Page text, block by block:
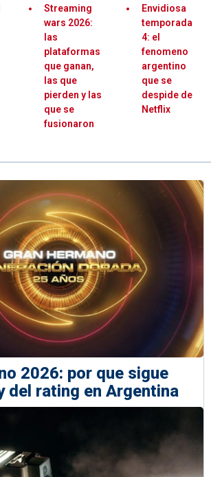
Streaming
wars 2026:
las
plataformas
que ganan,
las que
pierden y las
que se
fusionaron
Envidiosa
temporada
4: el
fenomeno
argentino
que se
despide de
Netflix
2026: por que sigue
del rating en Argentina